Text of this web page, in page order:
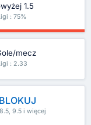
1.5
: 75%
mecz
: 2.33
9.5 i więcej